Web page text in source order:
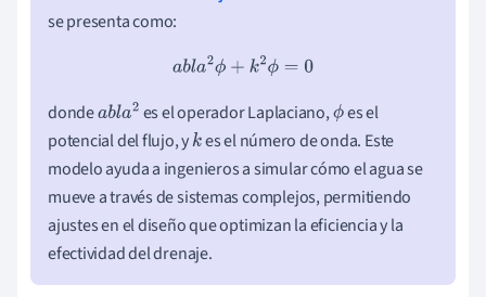
se presenta como:
abla2 ϕ+k2ϕ=0
dondeabla2 es el operador Laplaciano,ϕes el
potencial del flujo, ykes el número de onda. Este
modelo ayuda a ingenieros a simular cómo el agua se
mueve a través de sistemas complejos, permitiendo
ajustes en el diseño que optimizan la eficiencia y la
efectividad del drenaje.